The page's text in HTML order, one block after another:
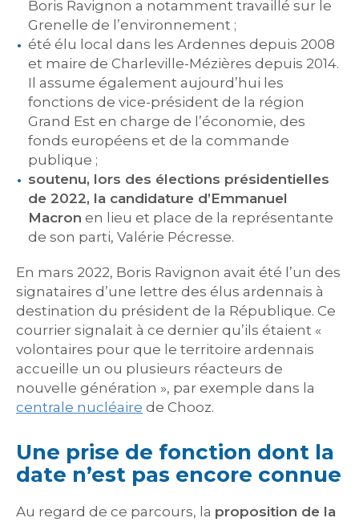
Boris Ravignon a notamment travaillé sur le
Grenelle de l’environnement ;
été élu local dans les Ardennes depuis 2008
et maire de Charleville-Mézières depuis 2014.
Il assume également aujourd’hui les
fonctions de vice-président de la région
Grand Est en charge de l’économie, des
fonds européens et de la commande
publique ;
soutenu, lors des élections présidentielles
de 2022, la candidature d’Emmanuel
Macron en lieu et place de la représentante
de son parti, Valérie Pécresse.
En mars 2022, Boris Ravignon avait été l’un des
signataires d’une lettre des élus ardennais à
destination du président de la République. Ce
courrier signalait à ce dernier qu’ils étaient «
volontaires pour que le territoire ardennais
accueille un ou plusieurs réacteurs de
nouvelle génération », par exemple dans la
centrale nucléaire de Chooz.
Une prise de fonction dont la
date n’est pas encore connue
Au regard de ce parcours, la proposition de la